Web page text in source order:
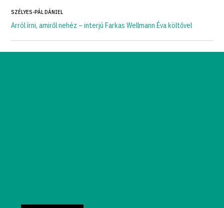
SZÉLYES-PÁL DÁNIEL
Arról írni, amiről nehéz – interjú Farkas Wellmann Éva költővel